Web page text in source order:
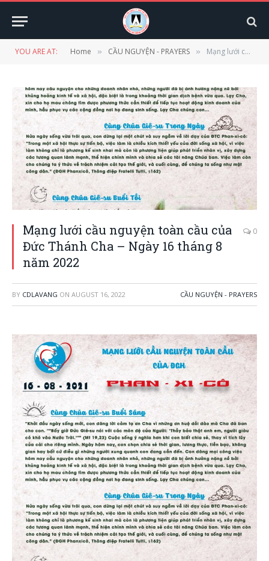
YOU ARE AT: Home » CẦU NGUYỆN - PRAYERS » Mạng lưới cầu nguyện toàn cầu của Đức Thánh Cha – Ngày 16 tháng 8 năm 2022
Mạng lưới cầu nguyện toàn cầu của
Đức Thánh Cha – Ngày 16 tháng 8
năm 2022
0
BY CDLAVANG ON AUGUST 16, 2022 CẦU NGUYỆN - PRAYERS